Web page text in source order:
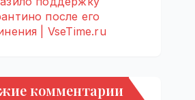
после его
| VseTime.ru
комментарии